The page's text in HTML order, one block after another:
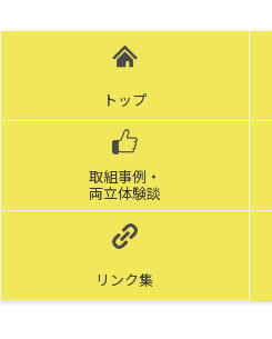
トップ
取組事例・
両立体験談
リンク集